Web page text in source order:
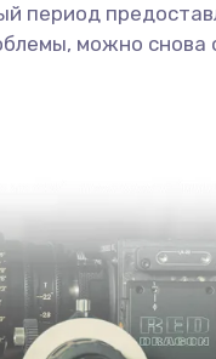
период
можно снова